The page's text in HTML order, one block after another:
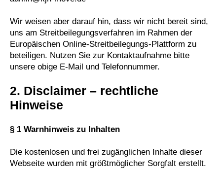
Wir weisen aber darauf hin, dass wir nicht bereit sind,
uns am Streitbeilegungsverfahren im Rahmen der
Europäischen Online-Streitbeilegungs-Plattform zu
beteiligen. Nutzen Sie zur Kontaktaufnahme bitte
unsere obige E-Mail und Telefonnummer.
2. Disclaimer – rechtliche
Hinweise
§ 1 Warnhinweis zu Inhalten
Die kostenlosen und frei zugänglichen Inhalte dieser
Webseite wurden mit größtmöglicher Sorgfalt erstellt.